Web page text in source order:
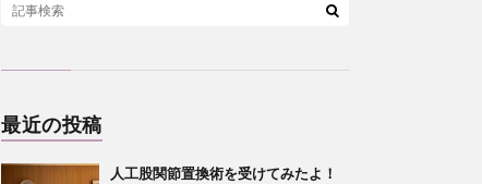
最近の投稿
人工股関節置換術を受けてみたよ！